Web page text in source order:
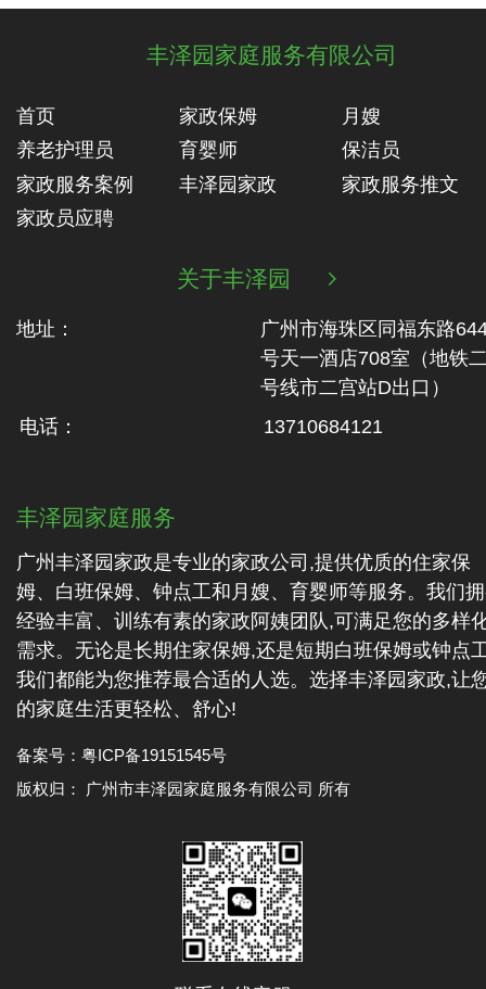
丰泽园家庭服务有限公司
首页 家政保姆
月嫂
养老护理员
育婴师
保洁员
家政服务案例
丰泽园家政
家政服务推文
家政员应聘
关于丰泽园 
地址：
广州市海珠区同福东路
号天一酒店708室（地铁‬
号线市二‬宫站D出口）
电话：
13710684121
丰泽园家庭服务
广州丰泽园家政是专业的家政公司,提供优质的住家保
姆、白班保姆、钟点工和月嫂、育婴师等服务。我们
经验丰富、训练有素的家政阿姨团队,可满足您的多样
需求。无论是长期住家保姆,还是短期白班保姆或钟点
我们都能为您推荐最合适的人选。选择丰泽园家政,让
的家庭生活更轻松、舒心!
备案号： 粤ICP备19151545号
版权归： 广州市丰泽园家庭服务有限公司 所有